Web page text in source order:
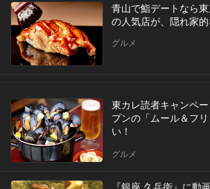
青山で鮨デートなら
の人気店が、隠れ家
グルメ
東カレ読者キャンペ
プンの「ムール＆フ
い！
グルメ